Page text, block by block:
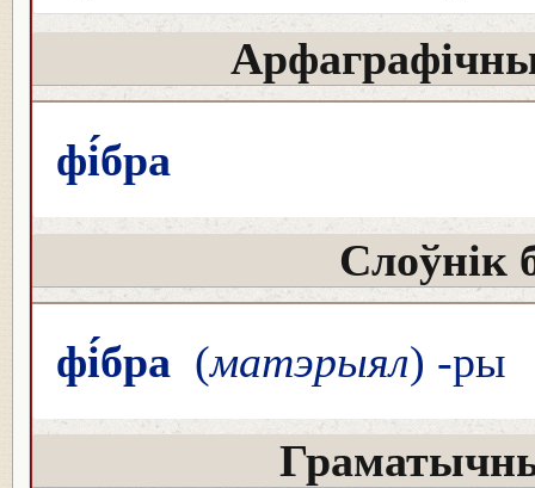
фі́бра
Слоўнік
фі́бра (матэрыял) -ры